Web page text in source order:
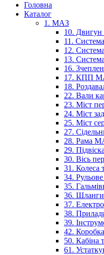
Головна
Каталог
1. МАЗ
10.
11.
12.
13.
16.
17. КПП
18.
22. Вали
23. Міст
24. Міст
25. Міст
27.
28. Рама
29.
30. Вісь
31. Колеса
34.
35.
36. Шланги
37.
38.
39.
42.
50. Кабіна
61.